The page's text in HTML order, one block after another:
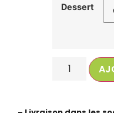
Dessert